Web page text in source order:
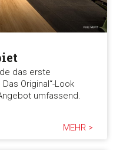
das erste
Original“-Look
umfassend.
MEHR >